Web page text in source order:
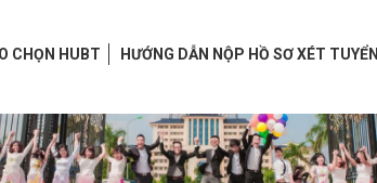
CHỌN HUBT HƯỚNG DẪN NỘP HỒ SƠ XÉT TUYỂN